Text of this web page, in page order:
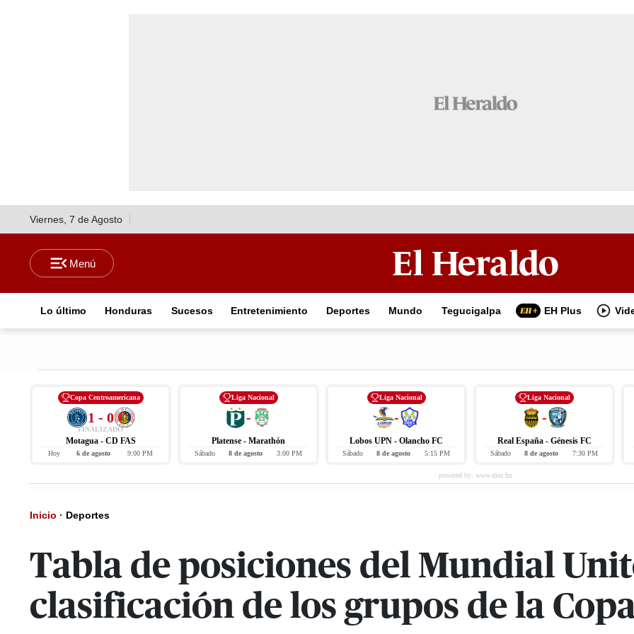
Viernes, 7 de Agosto
Lo último Honduras Sucesos Entretenimiento Deportes Mundo Tegucigalpa EH Plus
Copa Centroamericana
1 - 0
FINALIZADO
Motagua - CD FAS
Hoy 6 de agosto 9:00 PM
Liga Nacional
-
Platense - Marathón
Sábado 8 de agosto 3:00 PM
Liga Nacional
-
Lobos UPN - Olancho FC
Sábado 8 de agosto 5:15 PM
Liga Nacional
-
Real España - Génesis FC
Sábado 8 de agosto 7:30 PM
Inicio · Deportes
Tabla de posiciones del Mundial
clasificación de los grupos de la